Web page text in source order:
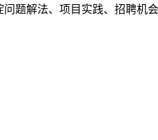
题解法、项目实践、招聘机会